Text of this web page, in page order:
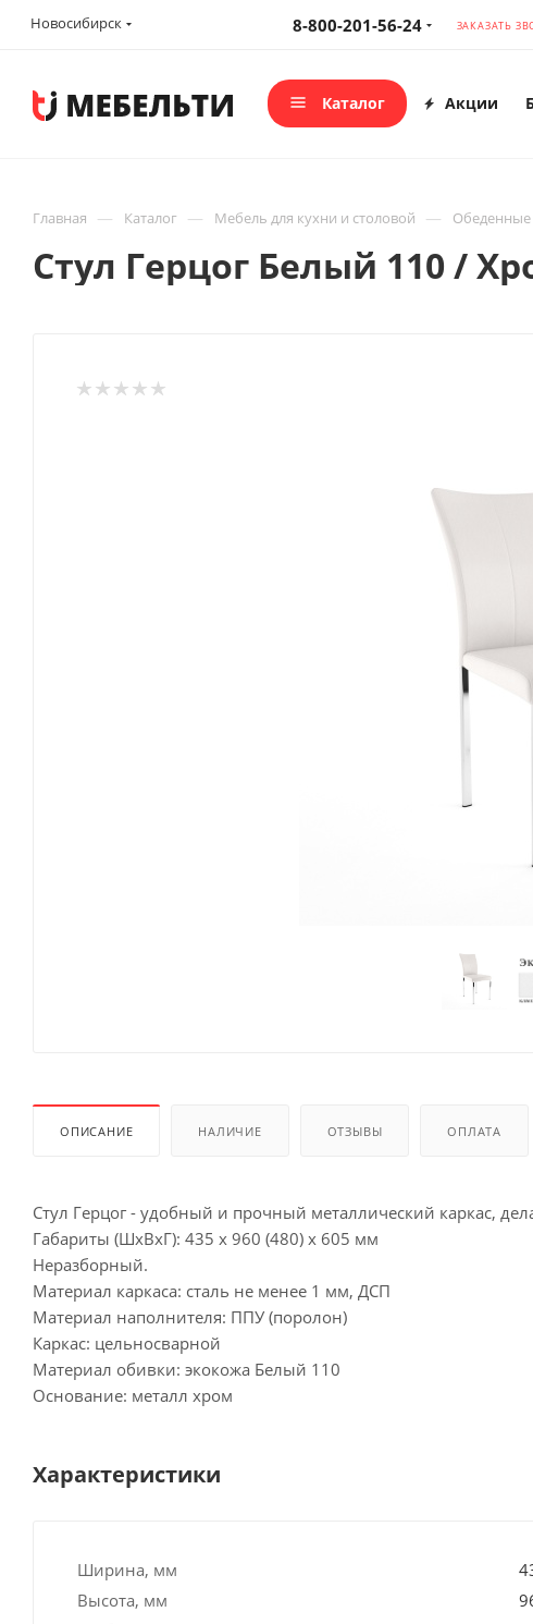
Новосибирск 8-800-201-56-24 ЗАКАЗАТЬ
Каталог Акции
Главная — Каталог — Мебель для кухни и столовой —
Стул Герцог Белый 110 /
ОПИСАНИЕ НАЛИЧИЕ ОТЗЫВЫ ОПЛАТА
Стул Герцог - удобный и прочный металлический каркас,
Габариты (ШхВхГ): 435 х 960 (480) х 605 мм
Неразборный.
Материал каркаса: сталь не менее 1 мм, ДСП
Материал наполнителя: ППУ (поролон)
Каркас: цельносварной
Материал обивки: экокожа Белый 110
Основание: металл хром
Характеристики
Ширина, мм
Высота, мм